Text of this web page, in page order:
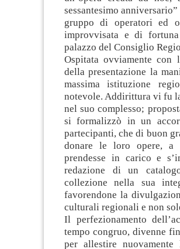
sessantesimo
gruppo di operatori ed
improvvisata e di
palazzo del Consiglio
Ospitata ovviamente con
della presentazione la
massima istituzione
notevole. Addirittura vi fu
nel suo complesso;
si formalizzò in un
partecipanti, che di buon
donare le loro opere, a
prendesse in carico e
redazione di un
collezione nella sua
favorendone la
culturali regionali e non
Il perfezionamento
tempo congruo, divenne
per allestire